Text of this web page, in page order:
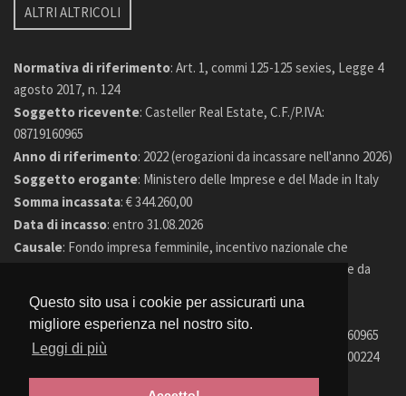
Questo sito usa i cookie per assicurarti una
migliore esperienza nel nostro sito.
Leggi di più
ALTRI ALTRICOLI
Normativa di riferimento: Art. 1, commi 125-125 sexies, Legge 4
agosto 2017, n. 124
Soggetto ricevente: Casteller Real Estate, C.F./P.IVA:
08719160965
Anno di riferimento: 2022 (erogazioni da incassare nell'anno 2026)
Soggetto erogante: Ministero delle Imprese e del Made in Italy
Somma incassata: € 344.260,00
Data di incasso: entro 31.08.2026
Causale: Fondo impresa femminile, incentivo nazionale che
sostiene la nascita e il consolidamento delle imprese guidate da
© 2026 Casteller Real Estate. PI 08719160965
© 2026 Casteller Real Estate Agency. PI 02478900224